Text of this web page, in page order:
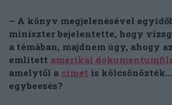
– A könyv megjelenésével
miniszter bejelentette, hogy
a témában, majdnem úgy, ahogy
említett amerikai
amelytől a címet is
egybeesés?